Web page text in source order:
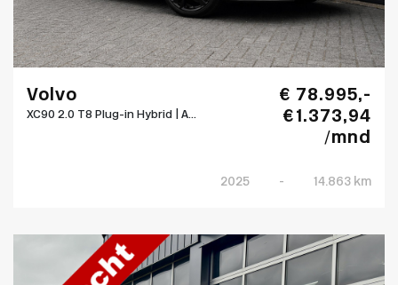
Volvo
XC90 2.0 T8 Plug-in Hybrid | A...
€ 78.995,-
€ 1.373,94
/mnd
2025 - 14.863 km